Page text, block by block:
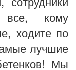
все, кому
ходите по
лучшие
Мы